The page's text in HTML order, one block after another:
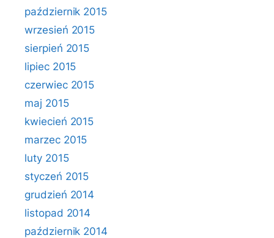
październik 2015
wrzesień 2015
sierpień 2015
lipiec 2015
czerwiec 2015
maj 2015
kwiecień 2015
marzec 2015
luty 2015
styczeń 2015
grudzień 2014
listopad 2014
październik 2014